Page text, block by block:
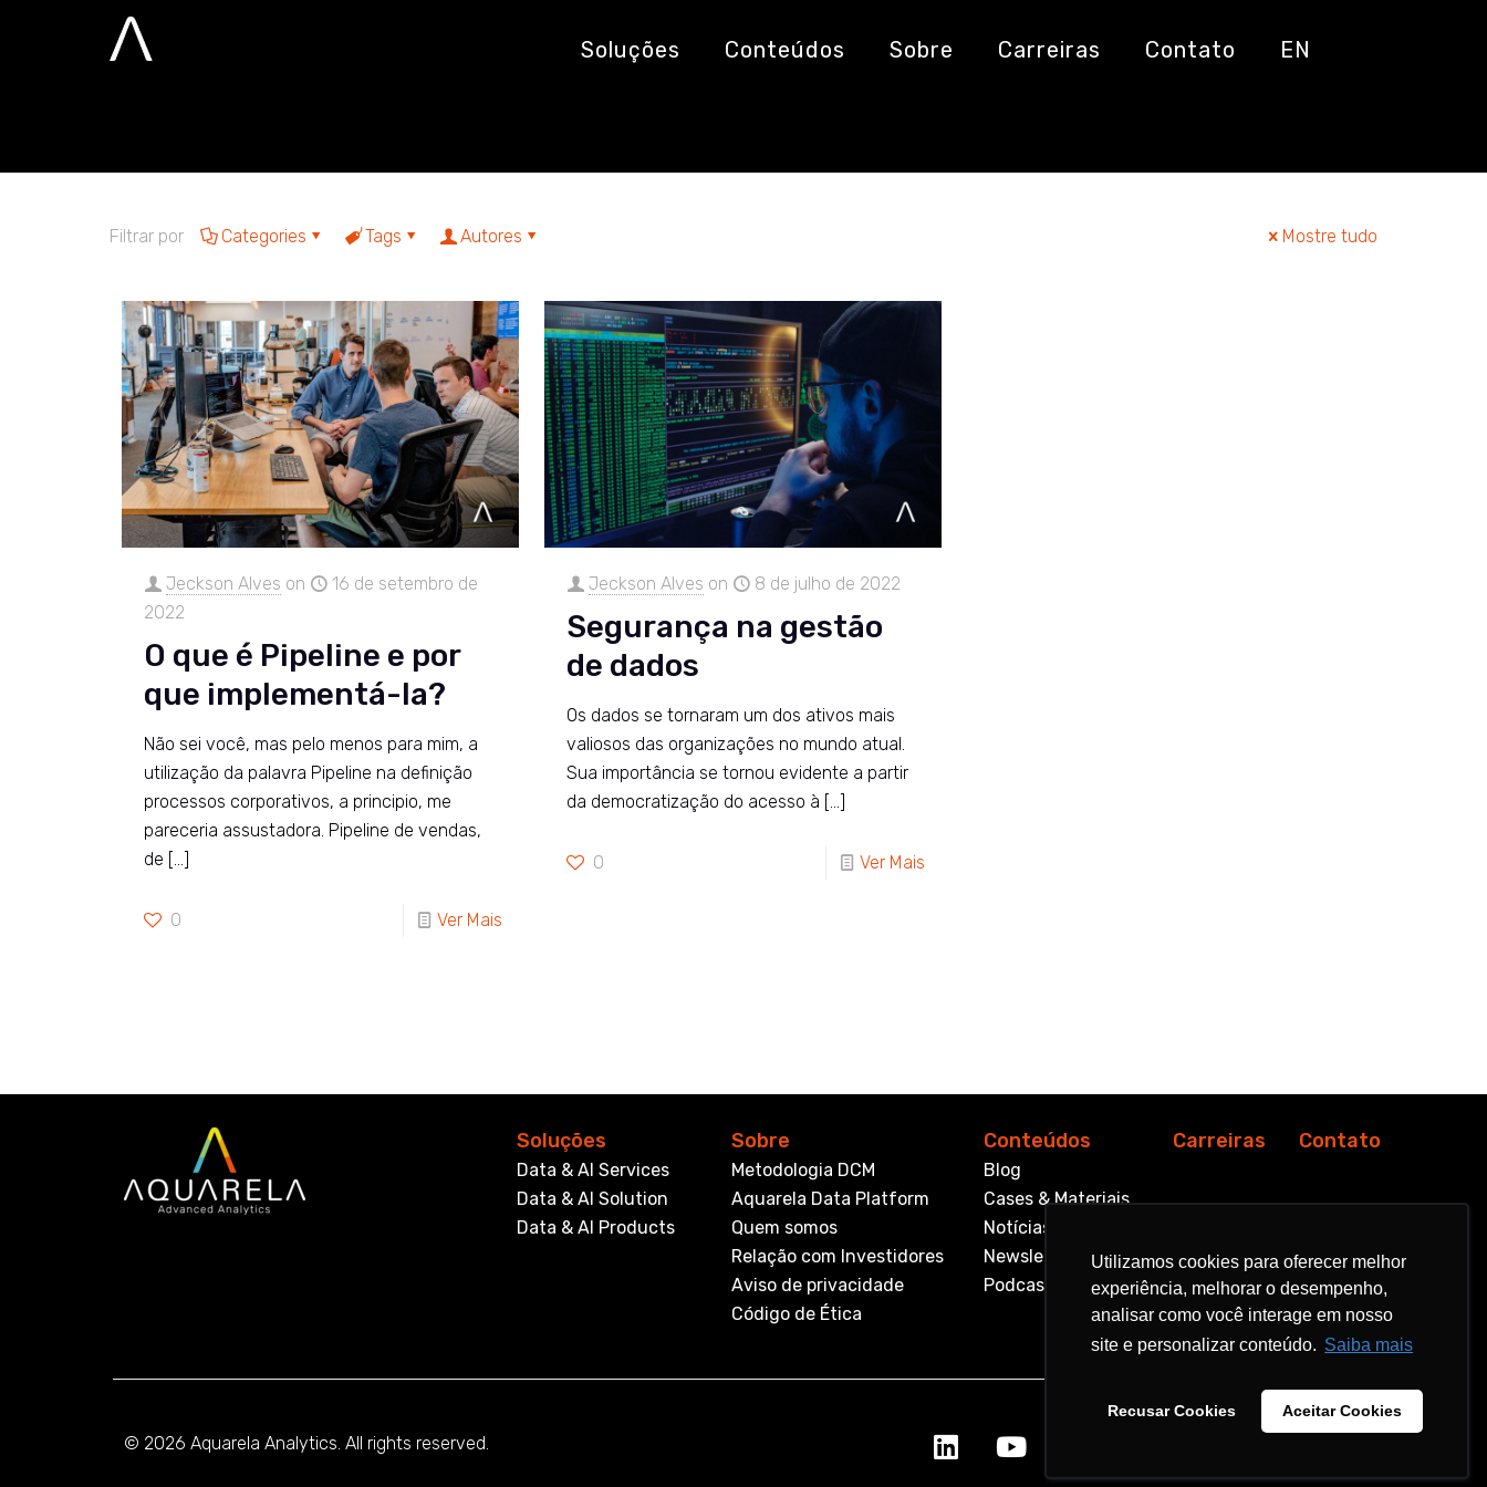
Utilizamos cookies para oferecer melhor
experiência, melhorar o desempenho,
analisar como você interage em nosso
site e personalizar conteúdo. Saiba mais
Recusar Cookies Aceitar Cookies
Utilizamos cookies para oferecer melhor
experiência, melhorar o desempenho,
analisar como você interage em nosso
site e personalizar conteúdo. Saiba mais
Recusar Cookies Aceitar Cookies
Soluções Conteúdos Sobre Carreiras Contato EN
Jeckson Alves
Filtrar por Categories Tags Autores Mostre tudo
Jeckson Alves on
16 de setembro de
2022
O que é Pipeline e por
que implementá-la?
Não sei você, mas pelo menos para mim, a
utilização da palavra Pipeline na definição
processos corporativos, a principio, me
pareceria assustadora. Pipeline de vendas,
de […]
0 Ver Mais
Jeckson Alves on 8 de julho de 2022
Segurança na gestão
de dados
Os dados se tornaram um dos ativos mais
valiosos das organizações no mundo atual.
Sua importância se tornou evidente a partir
da democratização do acesso à […]
0 Ver Mais
Soluções
Data & AI Services
Data & AI Solution
Data & AI Products
Sobre
Metodologia DCM
Aquarela Data Platform
Quem somos
Relação com Investidores
Aviso de privacidade
Código de Ética
Conteúdos
Blog
Cases & Materiais
Notícias
Newsletter
Podcast
Carreiras Contato
© 2026 Aquarela Analytics. All rights reserved.